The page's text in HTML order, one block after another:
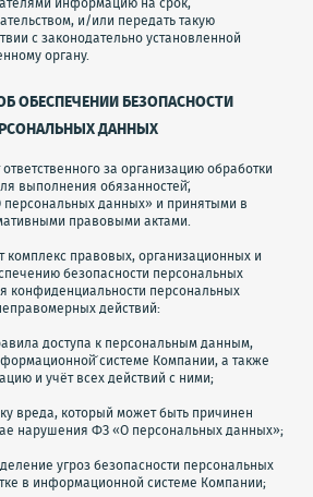
и/или передать такую
с законодательно установленной
органу.
ОБЕСПЕЧЕНИИ БЕЗОПАСНОСТИ
ДАННЫХ
за организацию обработки
выполнения обязанностей̆,
данных» и принятыми в
правовыми актами.
комплекс правовых, организационных и
безопасности персональных
конфиденциальности персональных
действий:
доступа к персональным данным,
системе Компании, а также
и учёт всех действий с ними;
вреда, который может быть причинен
нарушения ФЗ «О персональных данных»;
угроз безопасности персональных
в информационной системе Компании;